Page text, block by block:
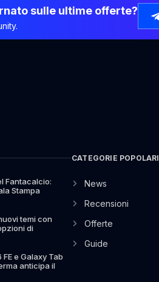
sulle ultime offerte?
Fantacalcio:
Stampa
temi con
di
e Galaxy Tab
anticipa il
CATEGORIE POPOLARI
News
Recensioni
Offerte
Guide